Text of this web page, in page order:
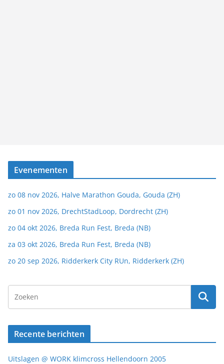
Evenementen
zo 08 nov 2026, Halve Marathon Gouda, Gouda (ZH)
zo 01 nov 2026, DrechtStadLoop, Dordrecht (ZH)
zo 04 okt 2026, Breda Run Fest, Breda (NB)
za 03 okt 2026, Breda Run Fest, Breda (NB)
zo 20 sep 2026, Ridderkerk City RUn, Ridderkerk (ZH)
Recente berichten
Uitslagen @ WORK klimcross Hellendoorn 2005